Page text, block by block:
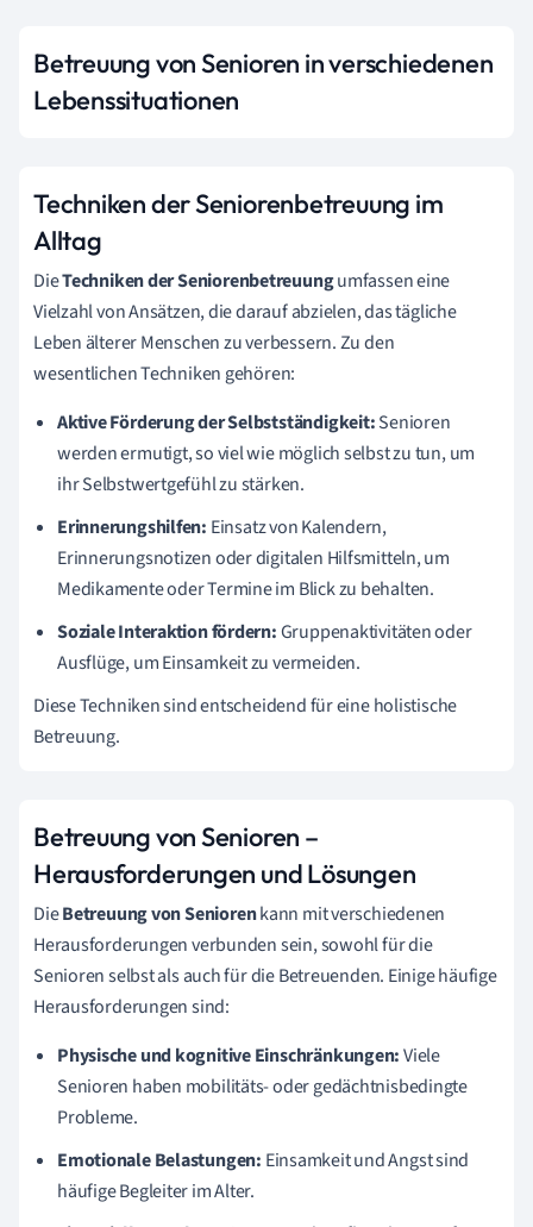
Betreuung von Senioren in verschiedenen
Lebenssituationen
Techniken der Seniorenbetreuung im
Alltag
DieTechniken der Seniorenbetreuungumfassen eine
Vielzahl von Ansätzen, die darauf abzielen, das tägliche
Leben älterer Menschen zu verbessern. Zu den
wesentlichen Techniken gehören:
Aktive Förderung der Selbstständigkeit:Senioren
werden ermutigt, so viel wie möglich selbst zu tun, um
ihr Selbstwertgefühl zu stärken.
Erinnerungshilfen: Einsatz von Kalendern,
Erinnerungsnotizen oder digitalen Hilfsmitteln, um
Medikamente oder Termine im Blick zu behalten.
Soziale Interaktion fördern:Gruppenaktivitäten oder
Ausflüge, um Einsamkeit zu vermeiden.
Diese Techniken sind entscheidend für eine holistische
Betreuung.
Betreuung von Senioren –
Herausforderungen und Lösungen
DieBetreuung von Seniorenkann mit verschiedenen
Herausforderungen verbunden sein, sowohl für die
Senioren selbst als auch für die Betreuenden. Einige häufige
Herausforderungen sind:
Physische und kognitive Einschränkungen:Viele
Senioren haben mobilitäts- oder gedächtnisbedingte
Probleme.
Emotionale Belastungen: Einsamkeit und Angst sind
häufige Begleiter im Alter.